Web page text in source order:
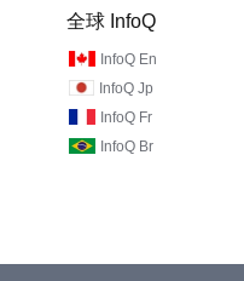
全球 InfoQ
InfoQ En
InfoQ Jp
InfoQ Fr
InfoQ Br